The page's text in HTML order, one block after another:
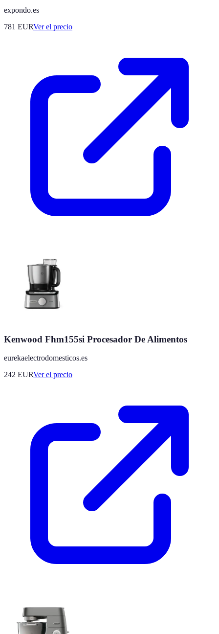
expondo.es
781 EURVer el precio
Kenwood Fhm155si Procesador De Alimentos
eurekaelectrodomesticos.es
242 EURVer el precio